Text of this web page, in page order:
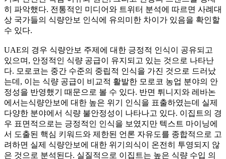
히 파악했다. 전통적인 미디어와 트위터 분석에 따르면 사례대
상 국가들의 식량안보 인식에 유의미한 차이가 있음을 확인할
수 있다.
UAE의 경우 식량안보 주제에 대한 긍정적 인식이 공유되고
있으며, 안정적인 식량 공급이 유지되고 있는 것으로 나타난
다. 모로코는 중간 수준의 중립적 인식을 가진 것으로 드러났
는데, 이는 식량 공급이 비교적 활발한 모로코 농업 분야의 안
정성을 반영했기 때문으로 볼 수 있다. 반면 튀니지와 레바논
에서는식량안보에 대한 높은 위기 인식을 표출하였는데 실제
다양한 분야에서 식량 불안정성이 나타나고 있다. 이집트의 경
우 표면적으로는 긍정적인 인식을 보였지만 텍스트 마이닝에
서 도출된 핵심 키워드와 제한된 언론 자유도를 종합적으로 고
려하면 실제 식량안보에 대한 위기의식이 온전히 투영되지 않
은 것으로 분석된다. 실질적으로 이집트는 높은 식량 수입 의